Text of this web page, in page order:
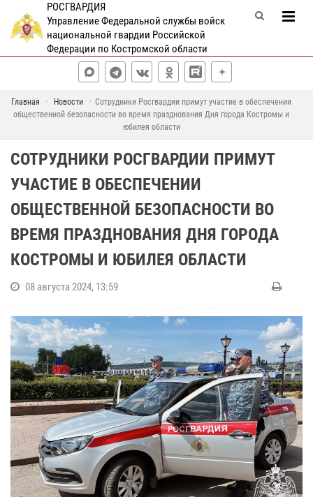
РОСГВАРДИЯ
Управление Федеральной службы войск
национальной гвардии Российской
Федерации по Костромской области
Главная Новости
Сотрудники Росгвардии примут участие в обеспечении
общественной безопасности во время празднования Дня города Костромы и
юбилея области
СОТРУДНИКИ РОСГВАРДИИ ПРИМУТ
УЧАСТИЕ В ОБЕСПЕЧЕНИИ
ОБЩЕСТВЕННОЙ БЕЗОПАСНОСТИ ВО
ВРЕМЯ ПРАЗДНОВАНИЯ ДНЯ ГОРОДА
КОСТРОМЫ И ЮБИЛЕЯ ОБЛАСТИ
08 августа 2024, 13:59